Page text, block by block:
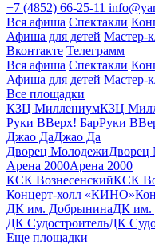
+7 (4852) 66-25-11
Вся афиша Спектакли
Афиша для детей Мастер-
Вконтакте Телеграмм
Вся афиша Спектакли
Афиша для детей Мастер-
Все площадки
КЗЦ МиллениумКЗЦ
Руки ВВерх! БарРуки
Джао ДаДжао Да
Дворец МолодежиДворец
Арена 2000Арена 2000
КСК ВознесенскийКСК
Концерт-холл «КИНО»
ДК им. ДобрынинаДК им.
ДК СудостроительДК
Еще площадки